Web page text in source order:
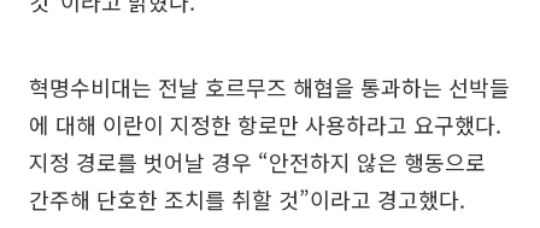
혁명수비대는 전날 호르무즈 해협을 통과하는 선박들
에 대해 이란이 지정한 항로만 사용하라고 요구했다.
지정 경로를 벗어날 경우 “안전하지 않은 행동으로
간주해 단호한 조치를 취할 것”이라고 경고했다.